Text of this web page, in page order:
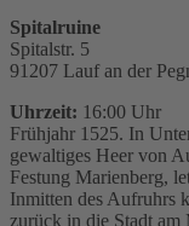
Spitalruine
Spitalstr. 5
91207 Lauf an der
Uhrzeit: 16:00 Uhr
Frühjahr 1525. In
gewaltiges Heer von
Festung Marienberg,
Inmitten des Aufruhrs
zurück in die Stadt am